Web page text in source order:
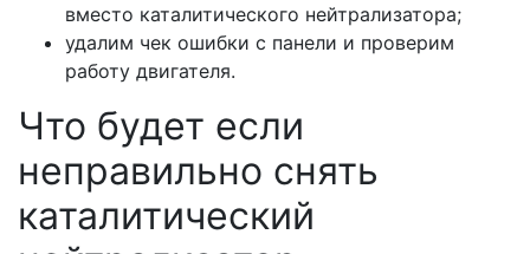
вместо каталитического нейтрализатора;
удалим чек ошибки с панели и проверим
работу двигателя.
Что будет если
неправильно снять
каталитический